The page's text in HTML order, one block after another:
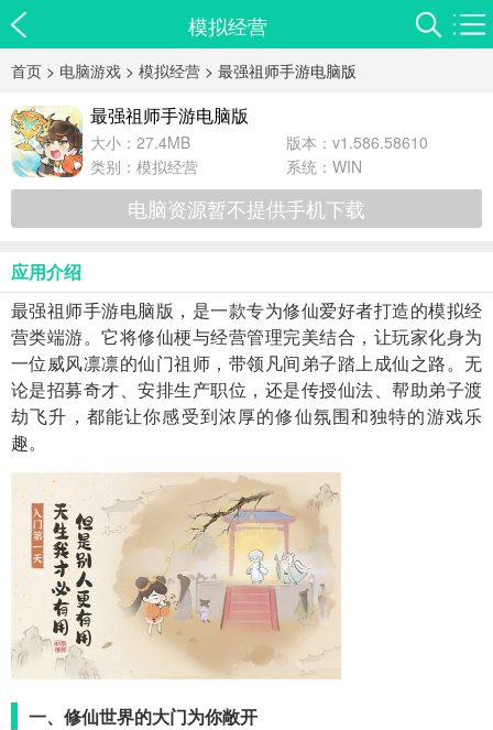
模拟经营
首页 > 电脑游戏 > 模拟经营 > 最强祖师手游电脑版
最强祖师手游电脑版
大小：27.4MB
版本：v1.586.58610
类别： 模拟经营 系统：WIN
电脑资源暂不提供手机下载
应用介绍
最强祖师手游电脑版，是一款专为修仙爱好者打造的模拟经
营类端游。它将修仙梗与经营管理完美结合，让玩家化身为
一位威风凛凛的仙门祖师，带领凡间弟子踏上成仙之路。无
论是招募奇才、安排生产职位，还是传授仙法、帮助弟子渡
劫飞升，都能让你感受到浓厚的修仙氛围和独特的游戏乐
趣。
一、修仙世界的大门为你敞开